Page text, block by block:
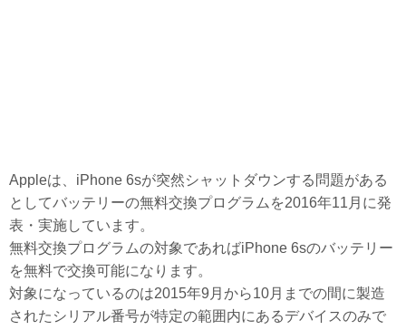
Appleは、iPhone 6sが突然シャットダウンする問題がある
としてバッテリーの無料交換プログラムを2016年11月に発
表・実施しています。
無料交換プログラムの対象であればiPhone 6sのバッテリー
を無料で交換可能になります。
対象になっているのは2015年9月から10月までの間に製造
されたシリアル番号が特定の範囲内にあるデバイスのみで